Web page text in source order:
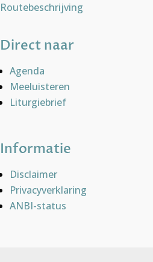
Routebeschrijving
Direct naar
Agenda
Meeluisteren
Liturgiebrief
Informatie
Disclaimer
Privacyverklaring
ANBI-status